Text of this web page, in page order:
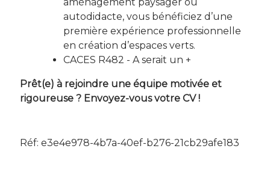
autodidacte, vous bénéficiez d’une
première expérience professionnelle
en création d’espaces verts.
CACES R482 - A serait un +
Prêt(e) à rejoindre une équipe motivée et
rigoureuse ? Envoyez-vous votre CV !
Réf: e3e4e978-4b7a-40ef-b276-21cb29afe183